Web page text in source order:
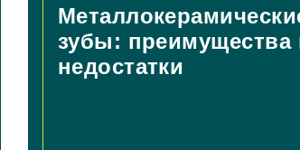
челюсти
зубы: преимущества
недостатки